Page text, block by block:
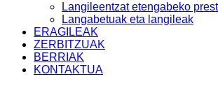
Langileentzat etengabeko
Langabetuak eta langileak
ERAGILEAK
ZERBITZUAK
BERRIAK
KONTAKTUA